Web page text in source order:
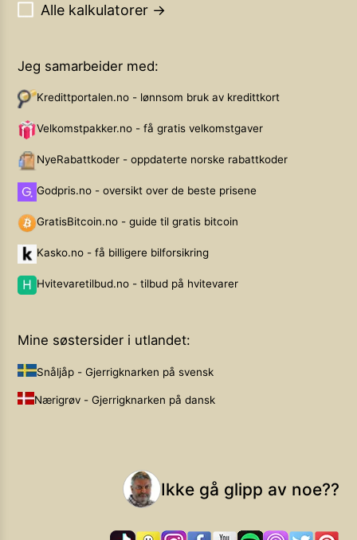
Alle kalkulatorer →
Jeg samarbeider med:
Kredittportalen.no - lønnsom bruk av kredittkort
Velkomstpakker.no - få gratis velkomstgaver
NyeRabattkoder - oppdaterte norske rabattkoder
Godpris.no - oversikt over de beste prisene
GratisBitcoin.no - guide til gratis bitcoin
Kasko.no - få billigere bilforsikring
Hvitevaretilbud.no - tilbud på hvitevarer
Mine søstersider i utlandet:
Snåljåp - Gjerrigknarken på svensk
Nærigrøv - Gjerrigknarken på dansk
Ikke gå glipp av noe??